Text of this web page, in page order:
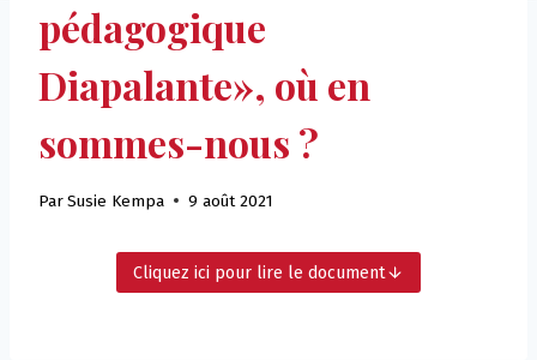
pédagogique
Diapalante», où en
sommes-nous ?
ParSusie Kempa 9 août 2021
Cliquez ici pour lire le document